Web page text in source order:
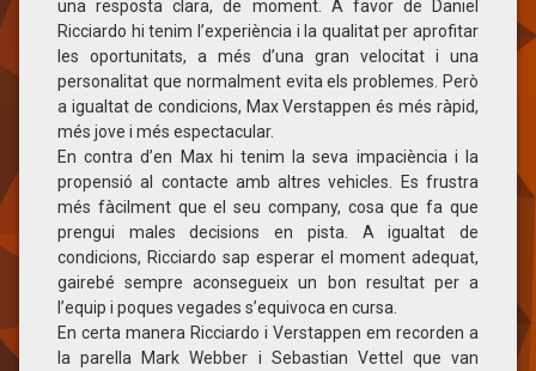
una resposta clara, de moment. A favor de Daniel
Ricciardo hi tenim l’experiència i la qualitat per aprofitar
les oportunitats, a més d’una gran velocitat i una
personalitat que normalment evita els problemes. Però
a igualtat de condicions, Max Verstappen és més ràpid,
més jove i més espectacular.
En contra d’en Max hi tenim la seva impaciència i la
propensió al contacte amb altres vehicles. Es frustra
més fàcilment que el seu company, cosa que fa que
prengui males decisions en pista. A igualtat de
condicions, Ricciardo sap esperar el moment adequat,
gairebé sempre aconsegueix un bon resultat per a
l’equip i poques vegades s’equivoca en cursa.
En certa manera Ricciardo i Verstappen em recorden a
la parella Mark Webber i Sebastian Vettel que van